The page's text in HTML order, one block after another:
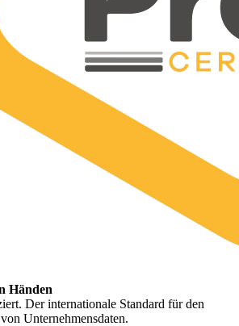
Händen
Der internationale Standard für den
Unternehmensdaten.